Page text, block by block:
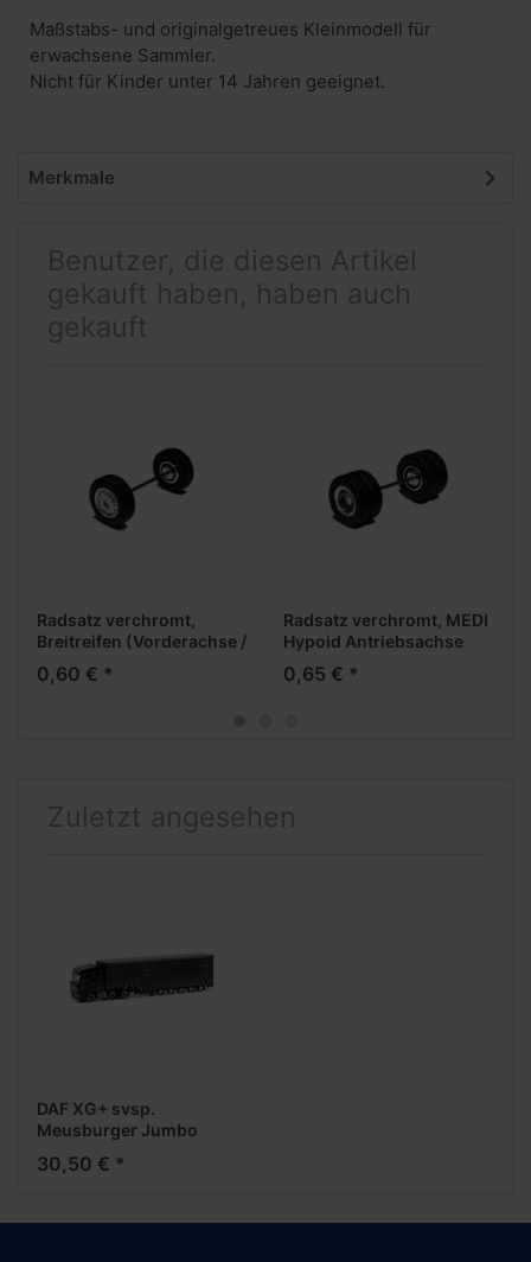
Maßstabs- und originalgetreues Kleinmodell für
erwachsene Sammler.
Nicht für Kinder unter 14 Jahren geeignet.
Merkmale
Benutzer, die diesen Artikel
gekauft haben, haben auch
gekauft
Radsatz verchromt,
Breitreifen (Vorderachse /
Aufliegerachse)
0,60 € *
Radsatz verchromt, MEDI
Hypoid Antriebsachse
0,65 € *
Zuletzt angesehen
DAF XG+ svsp.
Meusburger Jumbo
30,50 € *